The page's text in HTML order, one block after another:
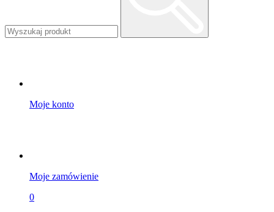
Moje konto
Moje zamówienie
0